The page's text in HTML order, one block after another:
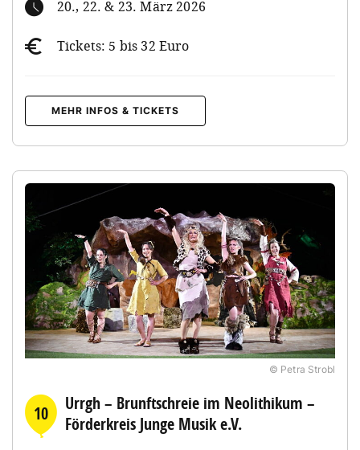
20., 22. & 23. März 2026
Tickets: 5 bis 32 Euro
MEHR INFOS & TICKETS
© Petra Strobl
10
Urrgh – Brunftschreie im Neolithikum –
Förderkreis Junge Musik e.V.